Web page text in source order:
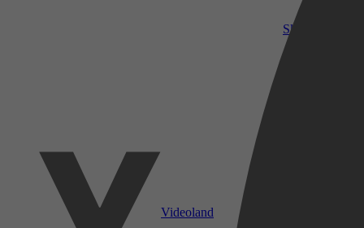
SkyShowtime
Videoland